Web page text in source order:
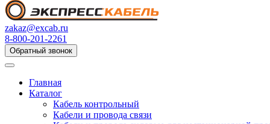
zakaz@excab.ru
8-800-201-2261
Обратный звонок
Главная
Каталог
Кабель контрольный
Кабели и провода связи